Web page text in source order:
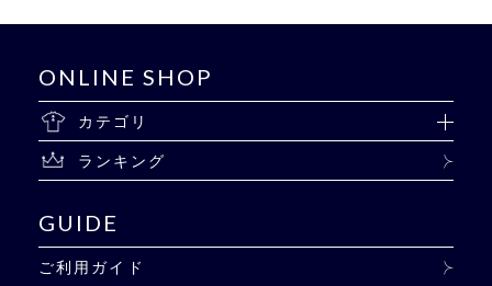
ONLINE SHOP
カテゴリ
ランキング
GUIDE
ご利用ガイド